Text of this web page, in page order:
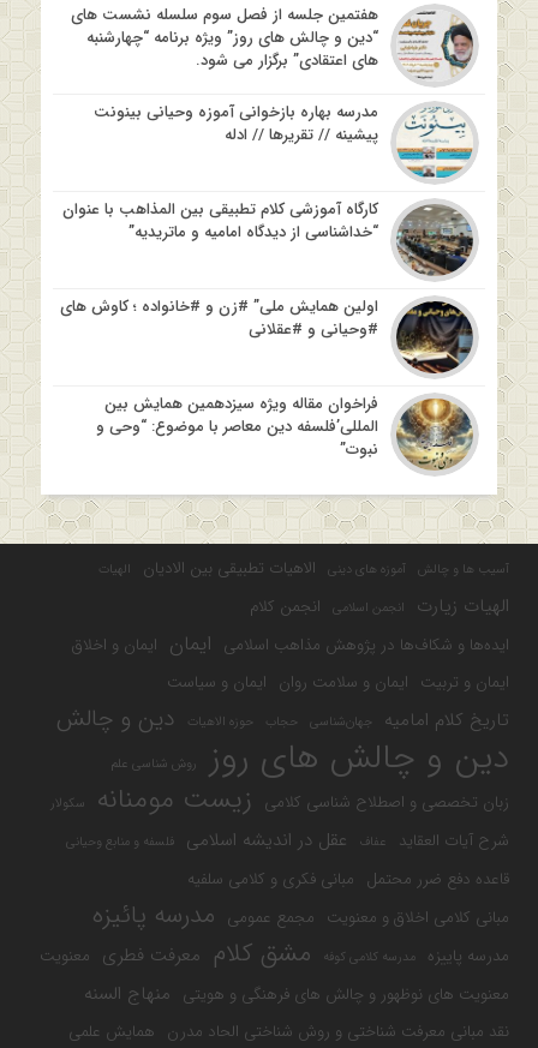
هفتمین جلسه از فصل سوم سلسله نشست های
“دین و چالش های روز” ویژه برنامه “چهارشنبه
های اعتقادی” برگزار می شود.
مدرسه بهاره بازخوانی آموزه وحیانی بینونت
پیشینه // تقریرها // ادله
کارگاه آموزشی کلام تطبیقی بین المذاهب با عنوان
“خداشناسی از دیدگاه امامیه و ماتریدیه”
اولین همایش ملی” #زن و #خانواده ؛ کاوش های
#وحیانی و #عقلانی
فراخوان مقاله ویژه سیزدهمین همایش بین
المللی’فلسفه دین معاصر با موضوع: “وحی و
نبوت”
آسیب ها و چالش آموزه های دینی الاهیات تطبیقی بین الادیان الهیات
الهیات زیارت انجمن اسلامی
انجمن کلام
ایده‌ها و شکاف‌ها در پژوهش مذاهب اسلامی ایمان ایمان و اخلاق
ایمان و تربیت ایمان و سلامت روان ایمان و سیاست
تاریخ کلام امامیه جهان‌شناسی حجاب حوزه الاهیات دین و چالش
دین و چالش های روز روش شناسی علم
زبان تخصصی و اصطلاح شناسی کلامی زیست مومنانه سکولار
شرح آیات العقاید عفاف عقل در اندیشه اسلامی فلسفه و منابع وحیانی
قاعده دفع ضرر محتمل مبانی فکری و کلامی سلفیه
مبانی کلامی اخلاق و معنویت مجمع عمومی مدرسه پائیزه
مدرسه پاییزه مدرسه کلامی کوفه مشق کلام معرفت فطری معنویت
معنویت های نوظهور و چالش های فرهنگی و هویتی منهاج السنه
نقد مبانی معرفت شناختی و روش شناختی الحاد مدرن همایش علمی